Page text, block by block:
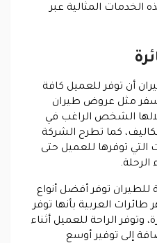
الخدمات المثالية عبر
أن توفر للعميل كافة
السفر مثل عروض طيران
الشخص الراغب في
كما تطرح الشركة
توفرها للعميل حتى
الرحلة.
للطيران توفر أفضل أنواع
العربية بأنها توفر
الراحة للعميل أثناء
إلى توفير أوسع